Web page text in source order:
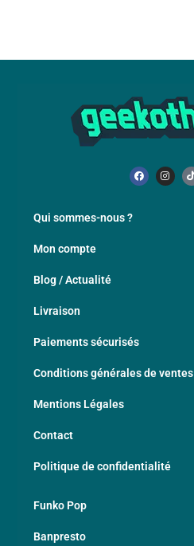
Qui sommes-nous ?
Mon compte
Blog / Actualité
Livraison
Paiements sécurisés
Conditions générales de ventes
Mentions Légales
Contact
Politique de confidentialité
Funko Pop
Banpresto